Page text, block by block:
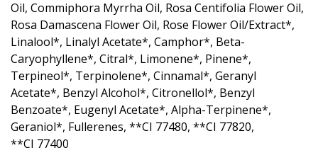
Oil, Commiphora Myrrha Oil, Rosa Centifolia Flower Oil,
Rosa Damascena Flower Oil, Rose Flower Oil/Extract*,
Linalool*, Linalyl Acetate*, Camphor*, Beta-
Caryophyllene*, Citral*, Limonene*, Pinene*,
Terpineol*, Terpinolene*, Cinnamal*, Geranyl
Acetate*, Benzyl Alcohol*, Citronellol*, Benzyl
Benzoate*, Eugenyl Acetate*, Alpha-Terpinene*,
Geraniol*, Fullerenes, **CI 77480, **CI 77820,
**CI 77400